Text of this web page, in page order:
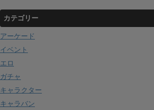
カテゴリー
アーケード
イベント
エロ
ガチャ
キャラクター
キャラバン